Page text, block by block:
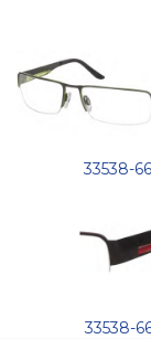
33538-
33538-